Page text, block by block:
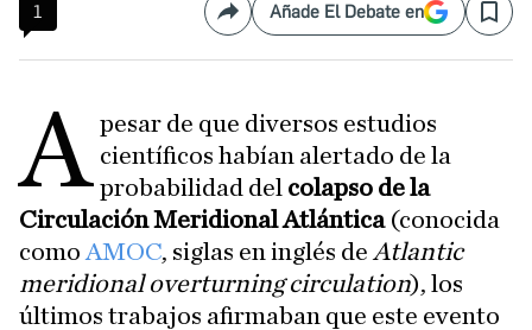
1 CompartirAñade El Debate en Save
A pesar de que diversos estudios
científicos habían alertado de la
probabilidad del colapso de la
Circulación Meridional Atlántica(conocida
como AMOC, siglas en inglés de Atlantic
meridional overturning circulation), los
últimos trabajos afirmaban que este evento